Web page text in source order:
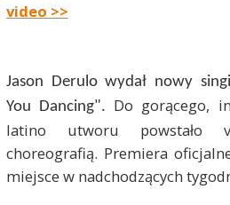
video >>
Jason Derulo wydał nowy
You Dancing". Do gorącego,
latino utworu powstało
choreografią. Premiera
miejsce w nadchodzących